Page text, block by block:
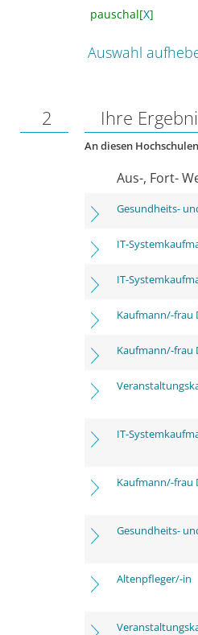
pauschal[X]
Auswahl
2 Ihre
An diesen
Aus-, Fort-
Gesundheits-
IT-
IT-
Kaufmann/-frau
Kaufmann/-frau
IT-
Kaufmann/-frau
Gesundheits-
Altenpfleger/-in